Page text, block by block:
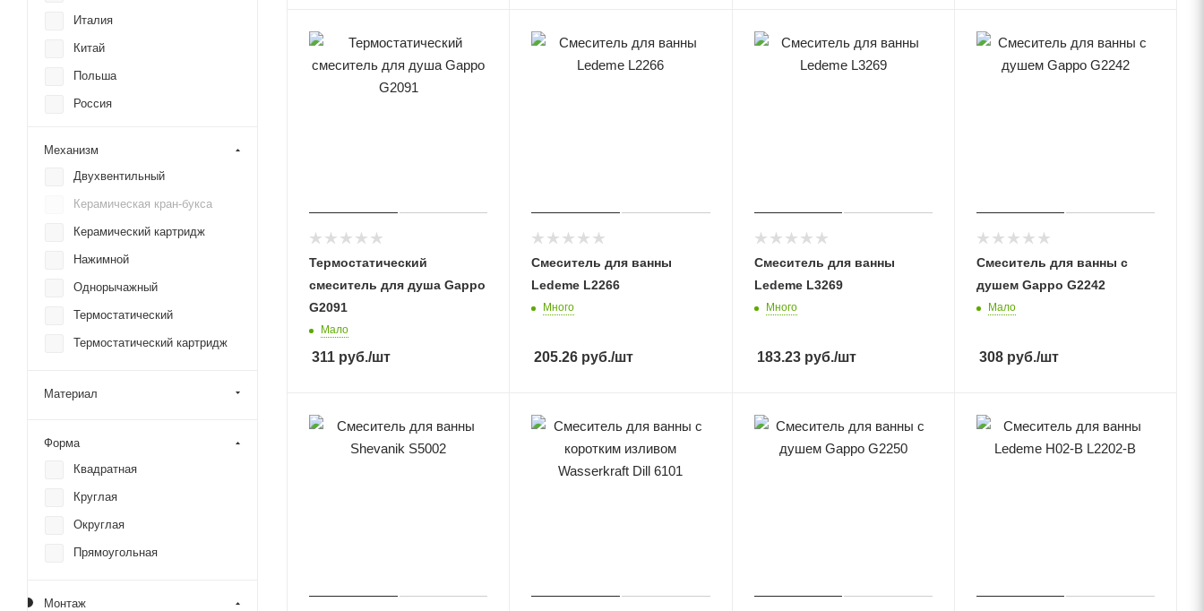
Термостатический
смеситель для душа Gappo
G2091
Мало
311 руб./шт
Смеситель для ванны
Ledeme L2266
Много
205.26 руб./шт
Смеситель для ванны
Ledeme L3269
Много
183.23руб./шт
Смеситель для ванны с
душем Gappo G2242
Мало
308руб./шт
Ledeme
Lemark
Omnires
Oras
Raglo
RAVAK
Rea
RGW
Rose
Savol
Shevanik
Slezak RAV
Италия
Китай
Польша
Россия
Чехия
Механизм
Двухвентильный
Керамическая кран-букса
Керамический картридж
Нажимной
Однорычажный
Термостатический
Термостатический картридж
Материал
Форма
Квадратная
Круглая
Округлая
Прямоугольная
Монтаж